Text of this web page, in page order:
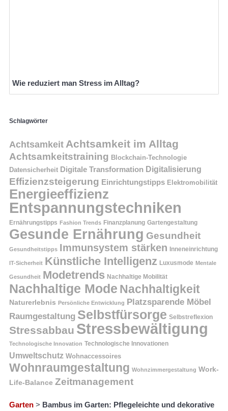
Wie reduziert man Stress im Alltag?
Schlagwörter
Achtsamkeit Achtsamkeit im Alltag
Achtsamkeitstraining Blockchain-Technologie
Datensicherheit Digitale Transformation Digitalisierung
Effizienzsteigerung Einrichtungstipps Elektromobilität
Energieeffizienz
Entspannungstechniken
Ernährungstipps Fashion Trends Finanzplanung Gartengestaltung
Gesunde Ernährung Gesundheit
Gesundheitstipps Immunsystem stärken Inneneinrichtung
IT-Sicherheit Künstliche Intelligenz Luxusmode Mentale
Gesundheit Modetrends Nachhaltige Mobilität
Nachhaltige Mode Nachhaltigkeit
Naturerlebnis Persönliche Entwicklung Platzsparende Möbel
Raumgestaltung Selbstfürsorge Selbstreflexion
Stressabbau Stressbewältigung
Technologische Innovation Technologische Innovationen
Umweltschutz Wohnaccessoires
Wohnraumgestaltung Wohnzimmergestaltung Work-
Life-Balance Zeitmanagement
Garten > Bambus im Garten: Pflegeleichte und dekorative